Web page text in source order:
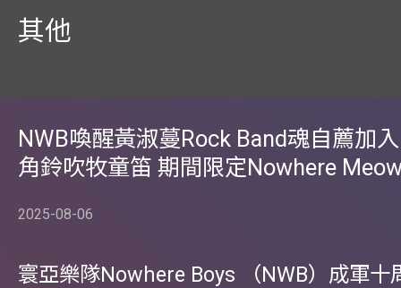
其他
NWB喚醒黃淑蔓Rock Band魂自薦加
角鈴吹牧童笛 期間限定Nowhere
2025-08-06
寰亞樂隊Nowhere Boys （NWB）成軍十